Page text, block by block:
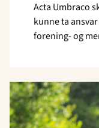
Acta Umbraco
kunne ta
forening- og